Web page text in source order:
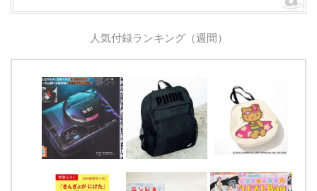
人気付録ランキング（週間）